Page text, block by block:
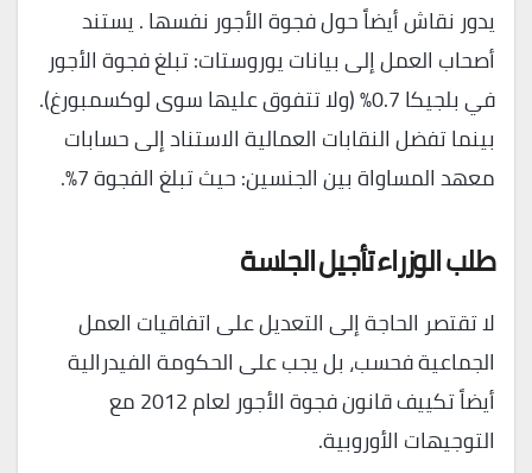
يدور نقاش أيضاً حول فجوة الأجور نفسها . يستند
أصحاب العمل إلى بيانات يوروستات: تبلغ فجوة الأجور
في بلجيكا 0.7% (ولا تتفوق عليها سوى لوكسمبورغ).
بينما تفضل النقابات العمالية الاستناد إلى حسابات
معهد المساواة بين الجنسين: حيث تبلغ الفجوة 7%.
طلب الوزراء تأجيل الجلسة
لا تقتصر الحاجة إلى التعديل على اتفاقيات العمل
الجماعية فحسب، بل يجب على الحكومة الفيدرالية
أيضاً تكييف قانون فجوة الأجور لعام 2012 مع
التوجيهات الأوروبية.